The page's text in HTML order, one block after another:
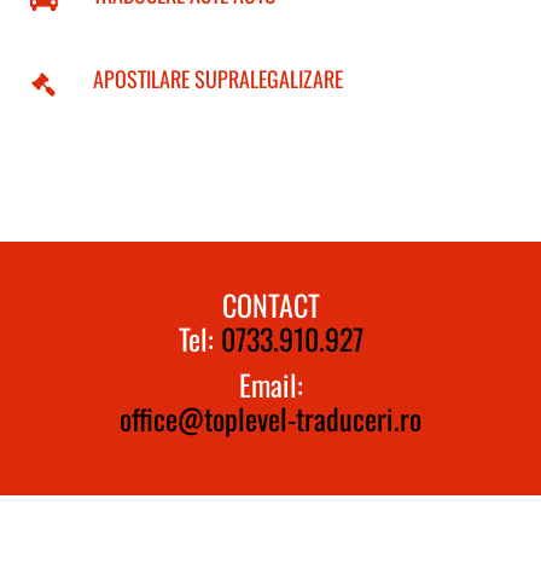
APOSTILARE SUPRALEGALIZARE
CONTACT
Tel: 0733.910.927
Email:
office@toplevel-traduceri.ro